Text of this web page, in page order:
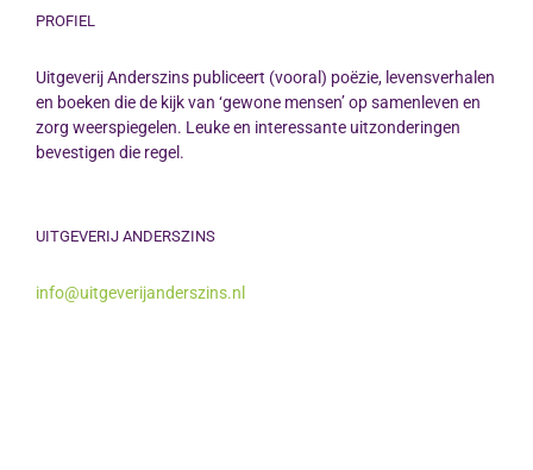
PROFIEL
Uitgeverij Anderszins publiceert (vooral) poëzie, levensverhalen
en boeken die de kijk van ‘gewone mensen’ op samenleven en
zorg weerspiegelen. Leuke en interessante uitzonderingen
bevestigen die regel.
UITGEVERIJ ANDERSZINS
info@uitgeverijanderszins.nl